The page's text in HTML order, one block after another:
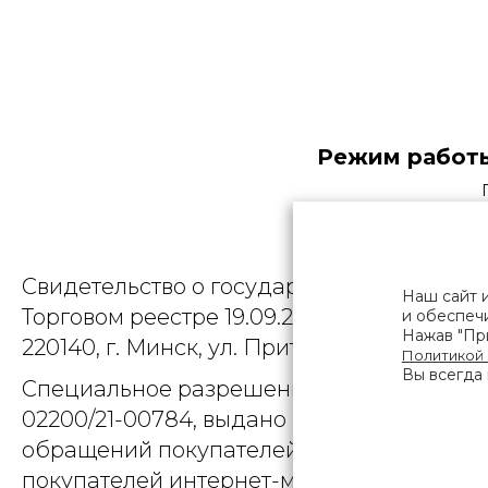
Режим
Свидетельство о государственной
Торговом реестре 19.09.2025, № 758300.
220140, г. Минск, ул. Притыцкого, д.79,
Специальное разрешение (лицензия)
02200/21-00784, выдано Министерством
обращений покупателей интернет-
покупателей интернет-магазина о
Наш сайт
и
Нажав
Политикой
Вы всегда